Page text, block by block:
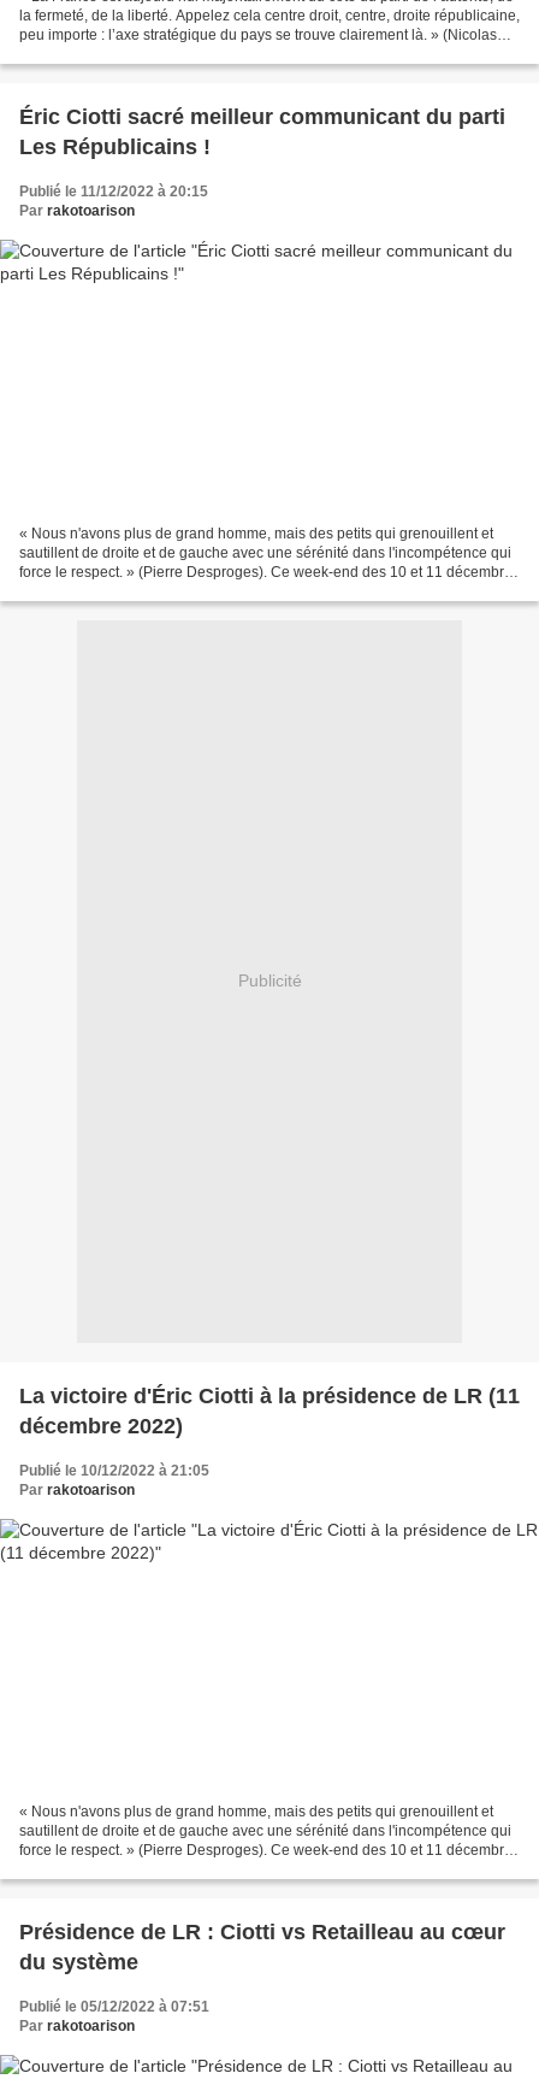
la fermeté, de la liberté. Appelez cela centre droit, centre, droite républicaine,
peu importe : l’axe stratégique du pays se trouve clairement là. » (Nicolas
Éric Ciotti sacré meilleur communicant du parti
Les Républicains !
Publié le 11/12/2022 à 20:15
Par rakotoarison
« Nous n'avons plus de grand homme, mais des petits qui grenouillent et
sautillent de droite et de gauche avec une sérénité dans l'incompétence qui
force le respect. » (Pierre Desproges). Ce week-end des 10 et 11 décembre
Publicité
La victoire d'Éric Ciotti à la présidence de LR (11
décembre 2022)
Publié le 10/12/2022 à 21:05
Par rakotoarison
« Nous n'avons plus de grand homme, mais des petits qui grenouillent et
sautillent de droite et de gauche avec une sérénité dans l'incompétence qui
force le respect. » (Pierre Desproges). Ce week-end des 10 et 11 décembre
Présidence de LR : Ciotti vs Retailleau au cœur
du système
Publié le 05/12/2022 à 07:51
Par rakotoarison